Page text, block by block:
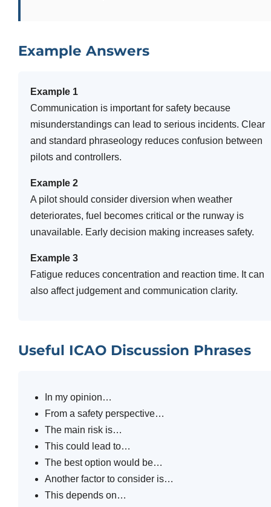
Example Answers
Example 1
Communication is important for safety because
misunderstandings can lead to serious incidents. Clear
and standard phraseology reduces confusion between
pilots and controllers.
Example 2
A pilot should consider diversion when weather
deteriorates, fuel becomes critical or the runway is
unavailable. Early decision making increases safety.
Example 3
Fatigue reduces concentration and reaction time. It can
also affect judgement and communication clarity.
Useful ICAO Discussion Phrases
In my opinion…
From a safety perspective…
The main risk is…
This could lead to…
The best option would be…
Another factor to consider is…
This depends on…